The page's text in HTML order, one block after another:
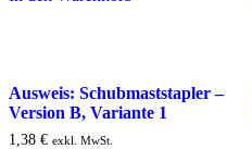
Ausweis: Schubmaststapler –
Version B, Variante 1
1,38 € exkl. MwSt.